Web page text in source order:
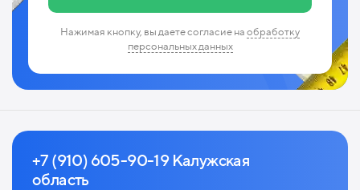
Нажимая кнопку, вы даете согласие на обработку
персональных данных
+7 (910) 605-90-19 Калужская
область